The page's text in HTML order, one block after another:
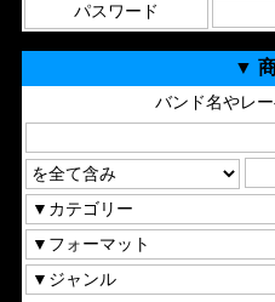
パスワード
▼
バンド名やレ